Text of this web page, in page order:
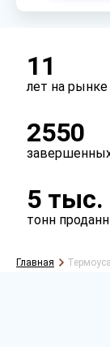
11
лет на рынке
2550
5 тыс.
тонн
Главная